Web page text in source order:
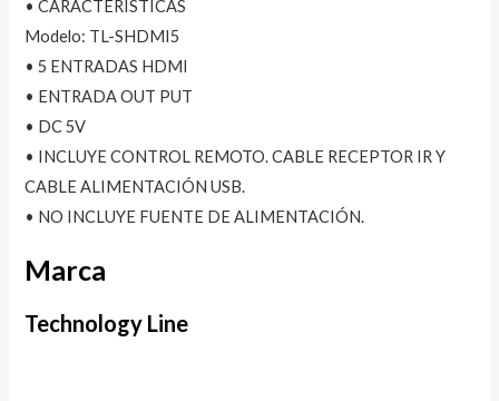
• CARACTERÍSTICAS
Modelo: TL-SHDMI5
• 5 ENTRADAS HDMI
• ENTRADA OUT PUT
• DC 5V
• INCLUYE CONTROL REMOTO. CABLE RECEPTOR IR Y
CABLE ALIMENTACIÓN USB.
• NO INCLUYE FUENTE DE ALIMENTACIÓN.
Marca
Technology Line